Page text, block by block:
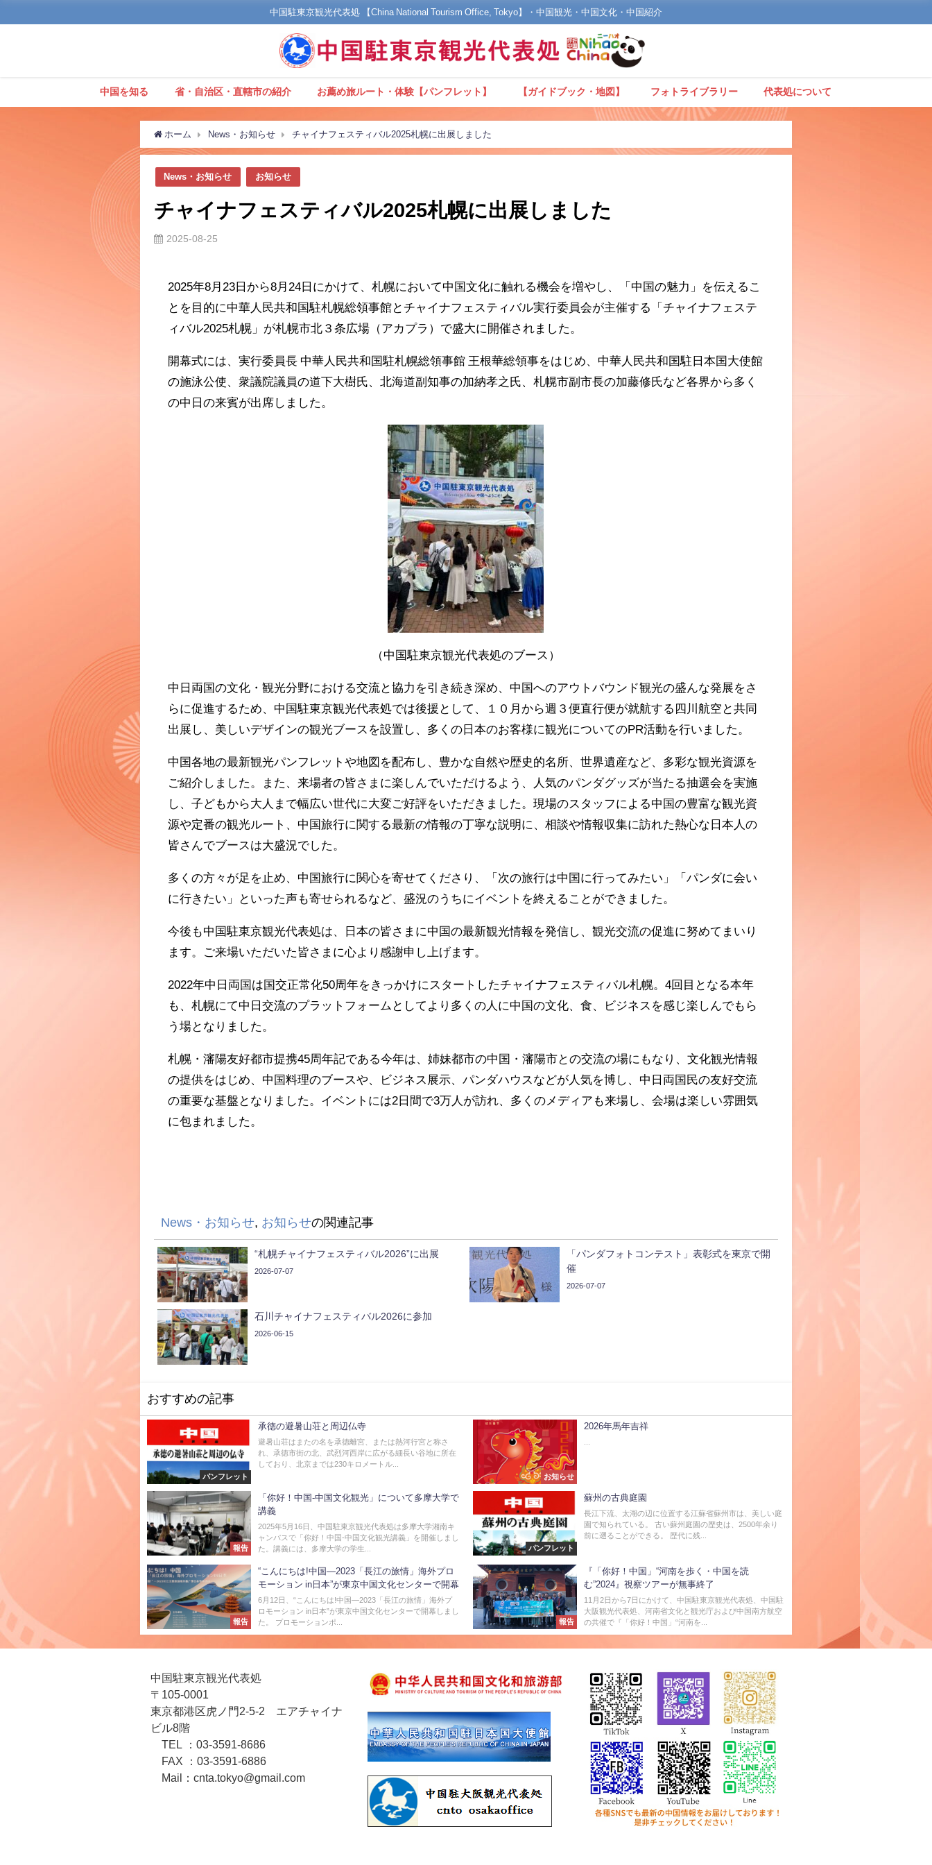
中国駐東京観光代表処 【China National Tourism Office, Tokyo】・中国観光・中国文化・中国紹介
中国を知る 省・自治区・直轄市の紹介 お薦め旅ルート・体験【パンフレット】 【ガイドブック・地図】 フォトライブラリー 代表処について
ホーム News・お知らせ チャイナフェスティバル2025札幌に出展しました
News・お知らせ お知らせ
チャイナフェスティバル2025札幌に出展しました
2025-08-25
2025年8月 23日から8月 24日にかけて、札幌において中国文化に触れる機会を増やし、「中国の魅力」を伝えるこ
とを目的に中華人民共和国駐札幌総領事館とチャイナフェスティバル実行委員会が主催する「チャイナフェステ
ィバル2025札幌」が札幌市北３条広場（アカプラ）で盛大に開催されました。
開幕式には、実行委員長 中華人民共和国駐札幌総領事館 王根華総領事をはじめ、中華人民共和国駐日本国大使館
の施泳公使、衆議院議員の道下大樹氏、北海道副知事の加納孝之氏、札幌市副市長の加藤修氏など各界から多く
の中日の来賓が出席しました。
（中国駐東京観光代表処のブース）
中日両国の文化・観光分野における交流と協力を引き続き深め、中国へのアウトバウンド観光の盛んな発展をさ
らに促進するため、中国駐東京観光代表処では後援として、１０月から週３便直行便が就航する四川航空と共同
出展し、美しいデザインの観光ブースを設置し、多くの日本のお客様に観光についてのPR活動を行いました。
中国各地の最新観光パンフレットや地図を配布し、豊かな自然や歴史的名所、世界遺産など、多彩な観光資源を
ご紹介しました。また、来場者の皆さまに楽しんでいただけるよう、人気のパンダグッズが当たる抽選会を実施
し、子どもから大人まで幅広い世代に大変ご好評をいただきました。現場のスタッフによる中国の豊富な観光資
源や定番の観光ルート、中国旅行に関する最新の情報の丁寧な説明に、相談や情報収集に訪れた熱心な日本人の
皆さんでブースは大盛況でした。
多くの方々が足を止め、中国旅行に関心を寄せてくださり、「次の旅行は中国に行ってみたい」「パンダに会い
に行きたい」といった声も寄せられるなど、盛況のうちにイベントを終えることができました。
今後も中国駐東京観光代表処は、日本の皆さまに中国の最新観光情報を発信し、観光交流の促進に努めてまいり
ます。ご来場いただいた皆さまに心より感謝申し上げます。
2022年中日両国は国交正常化50周年をきっかけにスタートしたチャイナフェスティバル札幌。 4回目となる本年
も、札幌にて中日交流のプラットフォームとしてより多くの人に中国の文化、食、ビジネスを感じ楽しんでもら
う場となりました。
札幌・瀋陽友好都市提携45周年記である今年は、姉妹都市の中国・瀋陽市との交流の場にもなり、文化観光情報
の提供をはじめ、中国料理のブースや、ビジネス展示、パンダハウスなどが人気を博し、中日両国民の友好交流
の重要な基盤となりました。イベントには2日間で3万人が訪れ、多くのメディアも来場し、会場は楽しい雰囲気
に包まれました。
News・お知らせ, お知らせの関連記事
“札幌チャイナフェスティバル2026”に出展
2026-07-07
「パンダフォトコンテスト」表彰式を東京で開
催
2026-07-07
石川チャイナフェスティバル2026に参加
2026-06-15
おすすめの記事
パンフレット
承德の避暑山荘と周辺仏寺
避暑山荘はまたの名を承徳離宮、または熱河行宮と称さ
れ、承徳市街の北、武烈河西岸に広がる細長い谷地に所在
しており、北京までは230キロメートル...
お知らせ
2026年馬年吉祥
報告
「你好！中国-中国文化観光」について多摩大学で
講義
2025年5月16日、中国駐東京観光代表処は多摩大学湘南キ
ャンパスで「你好！中国-中国文化観光講義」を開催しまし
た。講義には、多摩大学の学生...
パンフレット
蘇州の古典庭園
長江下流、太湖の辺に位置する江蘇省蘇州市は、美しい庭
園で知られている。 古い蘇州庭園の歴史は、2500年余り
前に遡ることができる。 歴代に残...
報告
“こんにちは!中国―2023「長江の旅情」海外プロ
モーション in日本”が東京中国文化センターで開幕
6月12日、“こんにちは!中国―2023「長江の旅情」海外プ
ロモーション in日本”が東京中国文化センターで開幕しまし
た。 プロモーションポ...
報告
『「你好！中国」“河南を歩く・中国を読
む”2024』視察ツアーが無事終了
11月2日から7日にかけて、中国駐東京観光代表処、中国駐
大阪観光代表処、河南省文化と観光庁および中国南方航空
の共催で『「你好！中国」“河南を...
中国駐東京観光代表処
〒105-0001
東京都港区虎ノ門2-5-2 エアチャイナ
ビル8階
TEL ：03-3591-8686
FAX ：03-3591-6886
Mail：cnta.tokyo@gmail.com